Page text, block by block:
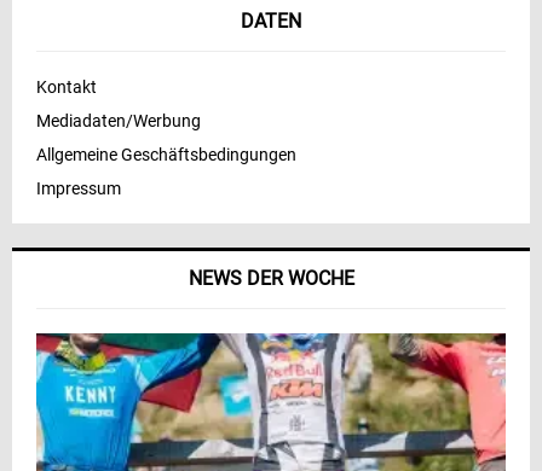
NEWS DER WOCHE
DATEN
Kontakt
Mediadaten/Werbung
Allgemeine Geschäftsbedingungen
Impressum